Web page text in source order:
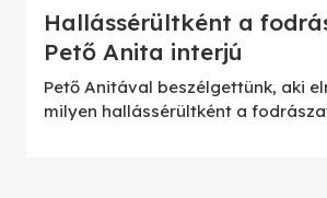
Hallássérültként a
Pető Anita interjú
Pető Anitával beszélgettünk, aki
milyen hallássérültként a